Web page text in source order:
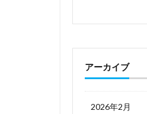
アーカイブ
2026年2月